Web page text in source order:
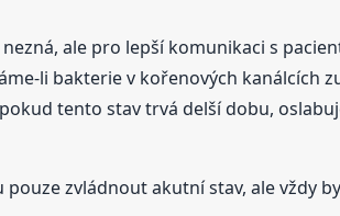
ale pro lepší komunikaci s
li bakterie v kořenových kanálcích
tento stav trvá delší dobu,
zvládnout akutní stav, ale vždy